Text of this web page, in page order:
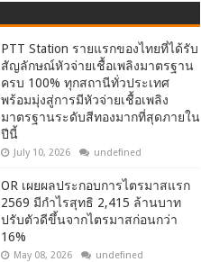
PTT Station รายแรกของไทยที่ได้รับ
สัญลักษณ์หัวจ่ายเชื้อเพลิงมาตรฐาน
ครบ 100% ทุกสถานีทั่วประเทศ
พร้อมมุ่งสู่การมีหัวจ่ายเชื้อเพลิง
มาตรฐานระดับสีทองมากที่สุดภายใน
ปีนี้
July 10, 2026 undefined
OR เผยผลประกอบการไตรมาสแรก
2569 มีกำไรสุทธิ 2,415 ล้านบาท
ปรับตัวดีขึ้นจากไตรมาสก่อนกว่า
16%
May 08, 2026 undefined